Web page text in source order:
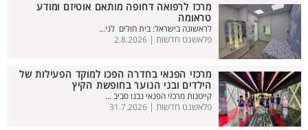
מרכז לרפואה דחופה מותאם אוטיזם ומודע
טראומה
לראשונה בישראל: בית חולים לני...
פלאשנט חדשות | 2.8.2026
מרכזי הפנאי בחדרה הפכו למוקד הפעילות של
הילדים ובני הנוער בחופשת הקיץ
קייטנות מרכזי הפנאי נבנו סביב ...
פלאשנט חדשות | 31.7.2026